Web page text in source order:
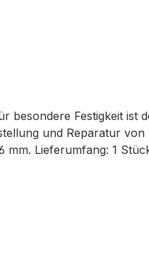
besondere Festigkeit ist
mm. Lieferumfang: 1